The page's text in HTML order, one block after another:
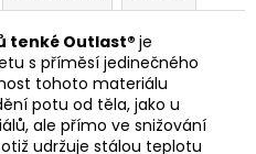
tenké Outlast® je
s příměsí jedinečného
tohoto materiálu
potu od těla, jako u
ale přímo ve snižování
udržuje stálou teplotu